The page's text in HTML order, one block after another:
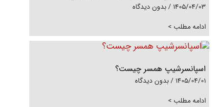
1405/04/03
بدون دیدگاه
ادامه مطلب >
اسپانسرشیپ همسر چیست؟
1405/04/01
بدون دیدگاه
ادامه مطلب >